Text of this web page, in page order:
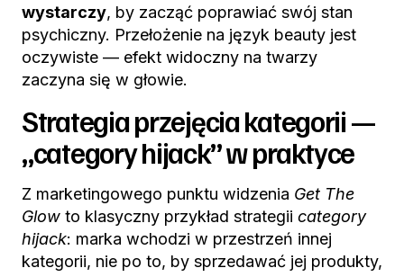
wystarczy, by zacząć poprawiać swój stan
psychiczny. Przełożenie na język beauty jest
oczywiste — efekt widoczny na twarzy
zaczyna się w głowie.
Strategia przejęcia kategorii —
„category hijack” w praktyce
Z marketingowego punktu widzenia Get The
Glow to klasyczny przykład strategii category
hijack: marka wchodzi w przestrzeń innej
kategorii, nie po to, by sprzedawać jej produkty,